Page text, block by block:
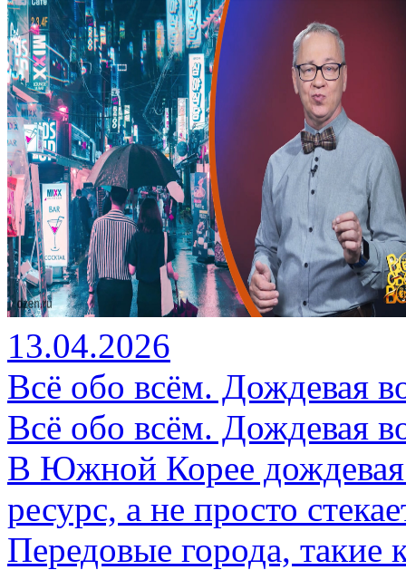
13.04.2026
Всё обо всём. Дождевая
Всё обо всём. Дождевая
В Южной Корее дождевая
ресурс, а не просто
Передовые города, такие